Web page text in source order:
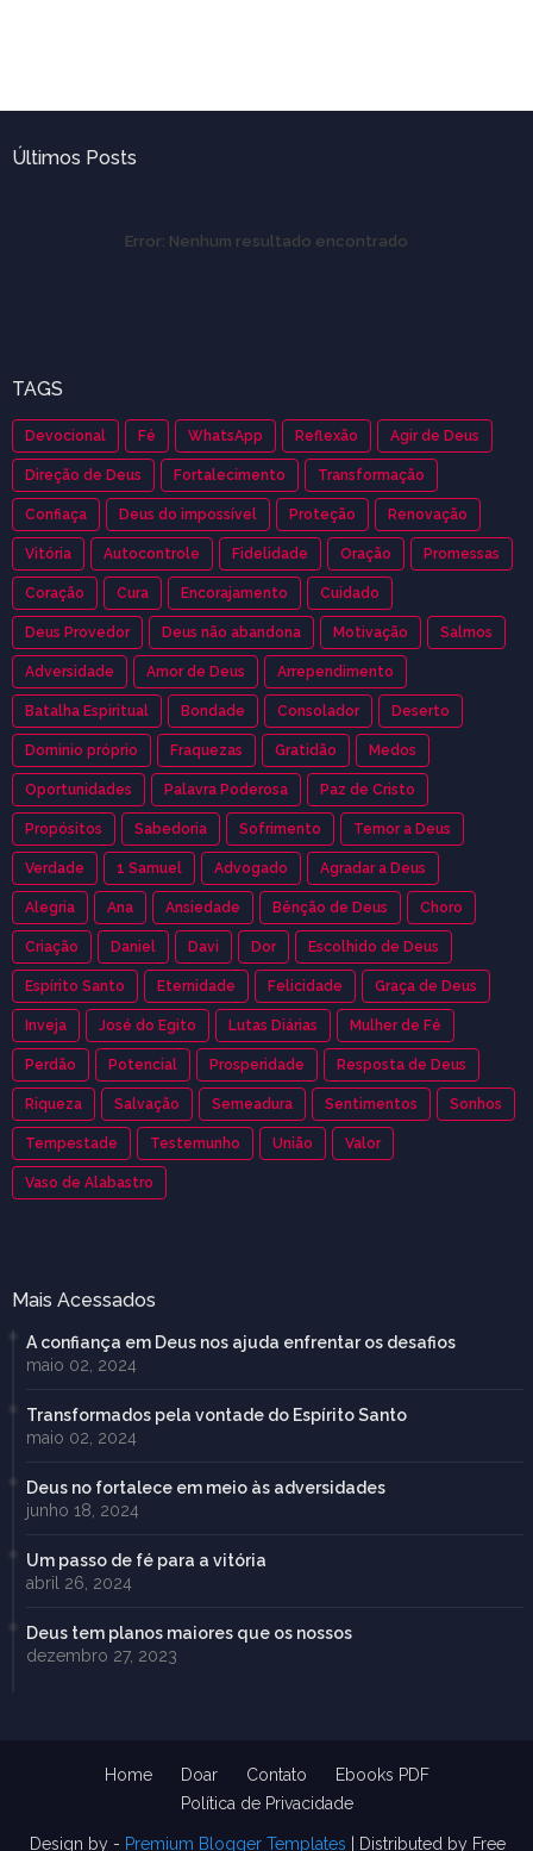
Últimos Posts
Error: Nenhum resultado encontrado
TAGS
Devocional Fé WhatsApp Reflexão Agir de Deus
Direção de Deus Fortalecimento Transformação
Confiaça Deus do impossível Proteção Renovação
Vitória Autocontrole Fidelidade Oração Promessas
Coração Cura Encorajamento Cuidado
Deus Provedor Deus não abandona Motivação Salmos
Adversidade Amor de Deus Arrependimento
Batalha Espiritual Bondade Consolador Deserto
Dominio próprio Fraquezas Gratidão Medos
Oportunidades Palavra Poderosa Paz de Cristo
Propósitos Sabedoria Sofrimento Temor a Deus
Verdade 1 Samuel Advogado Agradar a Deus
Alegria Ana Ansiedade Bênção de Deus Choro
Criação Daniel Davi Dor Escolhido de Deus
Espírito Santo Eternidade Felicidade Graça de Deus
Inveja José do Egito Lutas Diárias Mulher de Fé
Perdão Potencial Prosperidade Resposta de Deus
Riqueza Salvação Semeadura Sentimentos Sonhos
Tempestade Testemunho União Valor
Vaso de Alabastro
Mais Acessados
A confiança em Deus nos ajuda enfrentar os desafios
maio 02, 2024
Transformados pela vontade do Espírito Santo
maio 02, 2024
Deus no fortalece em meio às adversidades
junho 18, 2024
Um passo de fé para a vitória
abril 26, 2024
Deus tem planos maiores que os nossos
dezembro 27, 2023
Design by - Premium Blogger Templates | Distributed by Free
Home Doar Contato
Ebooks PDF
Política de Privacidade